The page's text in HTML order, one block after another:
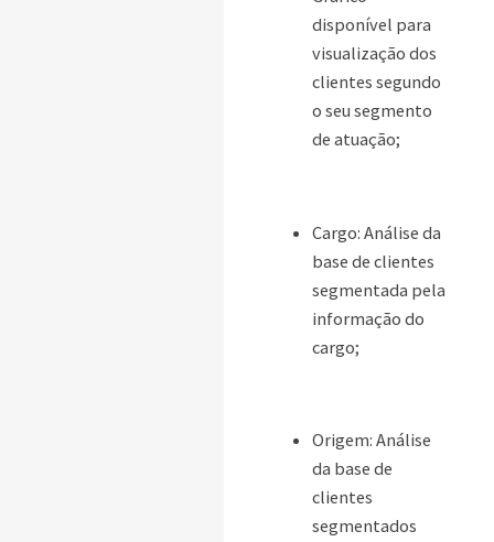
disponível para
visualização dos
clientes segundo
o seu segmento
de atuação;
Cargo: Análise da
base de clientes
segmentada pela
informação do
cargo;
Origem: Análise
da base de
clientes
segmentados